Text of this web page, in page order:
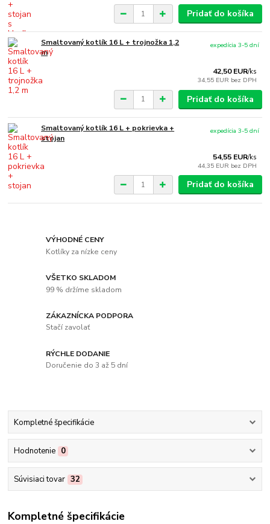
Pridať do košíka
Smaltovaný kotlík 16 L + trojnožka 1,2
m
42,50 EUR/ks
34,55 EUR bez DPH
expedícia 3-5 dní
Pridať do košíka
Smaltovaný kotlík 16 L + pokrievka +
stojan
54,55 EUR/ks
44,35 EUR bez DPH
expedícia 3-5 dní
Pridať do košíka
VÝHODNÉ CENY
Kotlíky za nízke ceny
VŠETKO SKLADOM
99 % držíme skladom
ZÁKAZNÍCKA PODPORA
Stačí zavolať
RÝCHLE DODANIE
Doručenie do 3 až 5 dní
Kompletné špecifikácie
Hodnotenie 0
Súvisiaci tovar 32
Kompletné špecifikácie